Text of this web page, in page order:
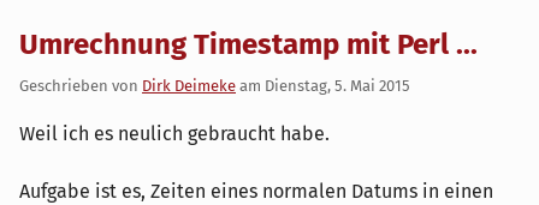
Umrechnung Timestamp mit Perl ...
Geschrieben von Dirk Deimeke am Dienstag, 5. Mai 2015
Weil ich es neulich gebraucht habe.
Aufgabe ist es, Zeiten eines normalen Datums in einen